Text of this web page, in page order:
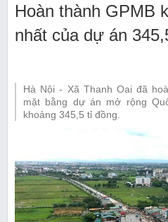
Hoàn thành GPMB
nhất của dự án
Hà Nội - Xã Thanh Oai đã
mặt bằng dự án mở rộng
khoảng 345,5 tỉ đồng.